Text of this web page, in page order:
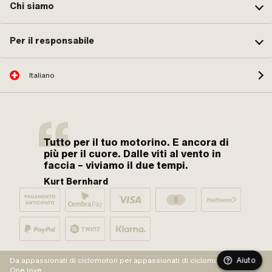
Chi siamo
Per il responsabile
Italiano
Tutto per il tuo motorino. E ancora di
più per il cuore. Dalle viti al vento in
faccia – viviamo il due tempi.
Kurt Bernhard
Da appassionati di ciclomotori per appassionati di ciclomotori. Aiuto